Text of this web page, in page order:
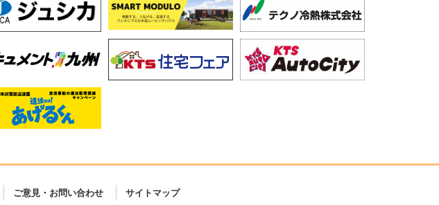
ご意見・お問い合わせ サイトマップ